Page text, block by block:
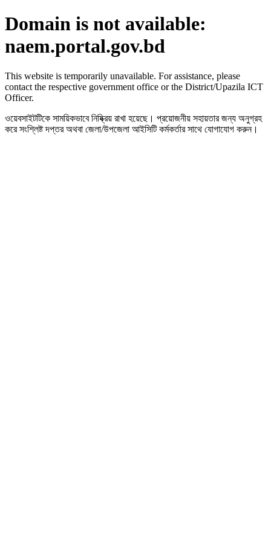
Domain is not available:
naem.portal.gov.bd
This website is temporarily unavailable. For assistance, please
contact the respective government office or the District/Upazila ICT
Officer.
ওয়েবসাইটটিকে সাময়িকভাবে নিষ্ক্রিয় রাখা হয়েছে। প্রয়োজনীয় সহায়তার জন্য অনুগ্রহ
করে সংশ্লিষ্ট দপ্তর অথবা জেলা/উপজেলা আইসিটি কর্মকর্তার সাথে যোগাযোগ করুন।